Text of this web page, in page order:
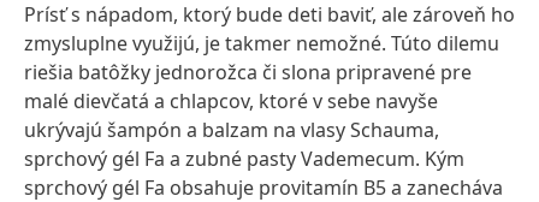
Prísť s nápadom, ktorý bude deti baviť, ale zároveň ho
zmysluplne využijú, je takmer nemožné. Túto dilemu
riešia batôžky jednorožca či slona pripravené pre
malé dievčatá a chlapcov, ktoré v sebe navyše
ukrývajú šampón a balzam na vlasy Schauma,
sprchový gél Fa a zubné pasty Vademecum. Kým
sprchový gél Fa obsahuje provitamín B5 a zanecháva